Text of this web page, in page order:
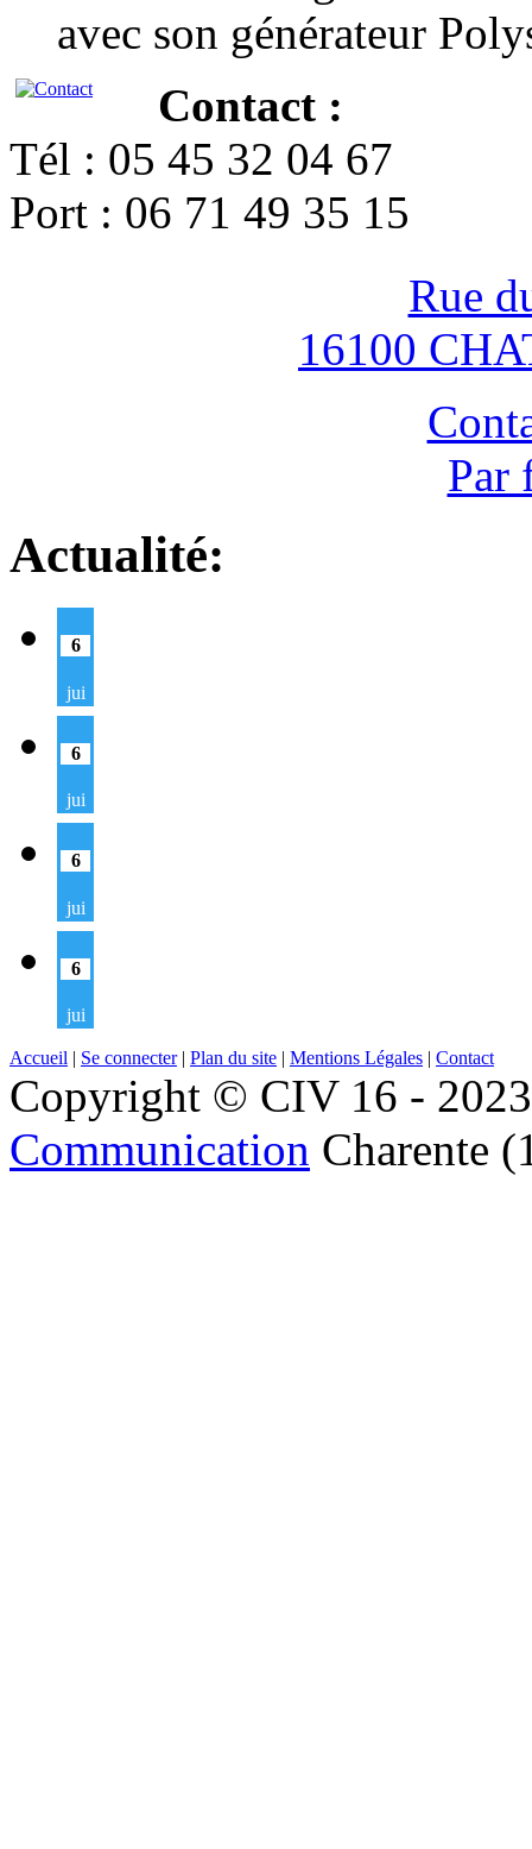
avec son générateur
Contact :
Tél : 05 45 32 04 67
Port : 06 71 49 35 15
Rue
16100
Par
Actualité:
6
jui
6
jui
6
jui
6
jui
Accueil | Se connecter| Plan du site | Mentions Légales | Contact
Copyright © CIV 16 -
Communication Charente